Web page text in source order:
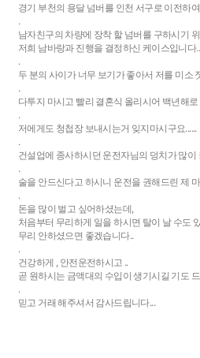
경기 부천의 용달 넘버를 인천 서구로 이전하
.
남자친구의 차량에 장착 할 넘버를 구하시기
저희 남바랑과 진행을 결정하신 케이스입니다..
.
두 분의 사이가 너무 보기가 좋아서 저를 미소
.
다투지 마시고 빨리 결혼식 올리시어 백년해
.
저에게도 청첩장 보내시는거 잊지마시구요......
.
건설업에 종사하시던 운전자님의 덩치가 많이
.
술을 안드신다고 하시니 운전을 권해드린 제
.
돈을 많이 벌고 싶어하셨는데,
처음부터 무리하게 일을 하시면 탈이 날 수도
무리 안하셨으면 좋겠습니다..
.
건강하게 , 안전운전하시고 ..
곧 원하시는 금액대의 수입이 생기시길 기도
.
믿고 거래 해주셔서 감사드립니다...